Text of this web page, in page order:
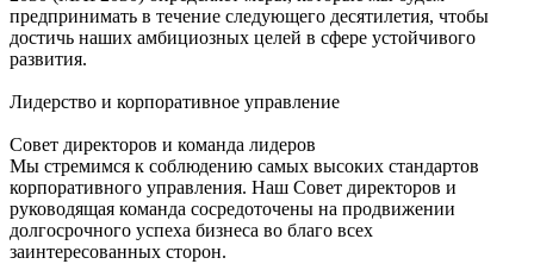
предпринимать в течение следующего десятилетия, чтобы
достичь наших амбициозных целей в сфере устойчивого
развития.
Лидерство и корпоративное управление
Совет директоров и команда лидеров
Мы стремимся к соблюдению самых высоких стандартов
корпоративного управления. Наш Совет директоров и
руководящая команда сосредоточены на продвижении
долгосрочного успеха бизнеса во благо всех
заинтересованных сторон.